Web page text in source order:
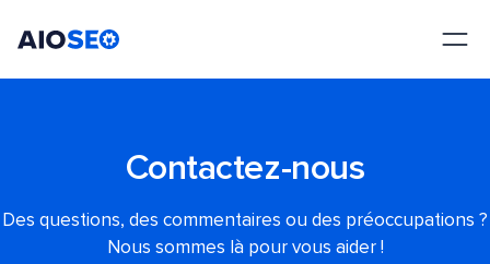
Contactez-nous
Des questions, des commentaires ou des préoccupations ?
Nous sommes là pour vous aider !